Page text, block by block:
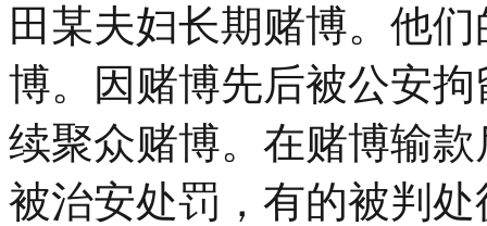
田某夫妇长期赌博。他
博。因赌博先后被公安
续聚众赌博。在赌博输
被治安处罚，有的被判处